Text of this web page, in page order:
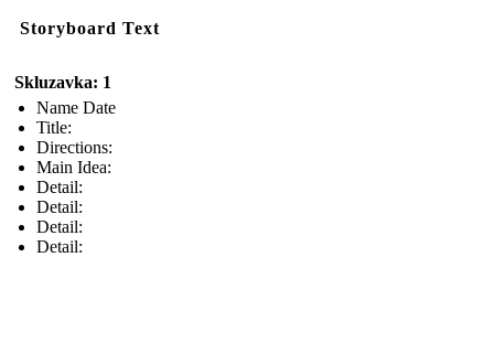
Storyboard Text
Skluzavka: 1
Name Date
Title:
Directions:
Main Idea:
Detail:
Detail:
Detail:
Detail: